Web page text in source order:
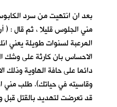
بعد ان انتهيت من سرد
مني الجلوس قليلا ، ثم قال : (
المرعبة لسنوات طويلة يعني
الاحساس بان كارثة على وشك
دائما على حافة الهاوية وذلك
وقاسيته في حياتك). طلب مني
قد تعرضت لتهديد بالقتل